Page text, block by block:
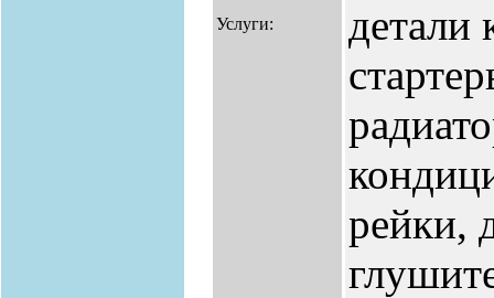
Услуги:
детали
рейки,